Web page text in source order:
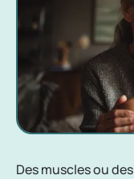
Des muscles ou